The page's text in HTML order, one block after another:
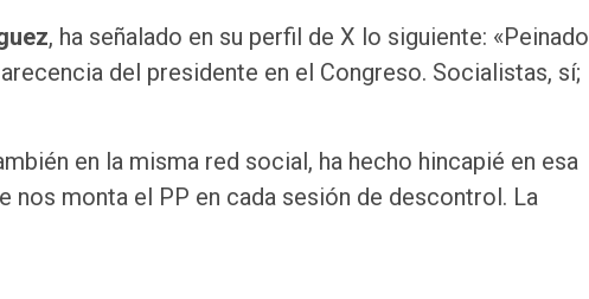
, ha señalado en su perfil de X lo siguiente: «Peinado
del presidente en el Congreso. Socialistas, sí;
en la misma red social, ha hecho hincapié en esa
monta el PP en cada sesión de descontrol. La